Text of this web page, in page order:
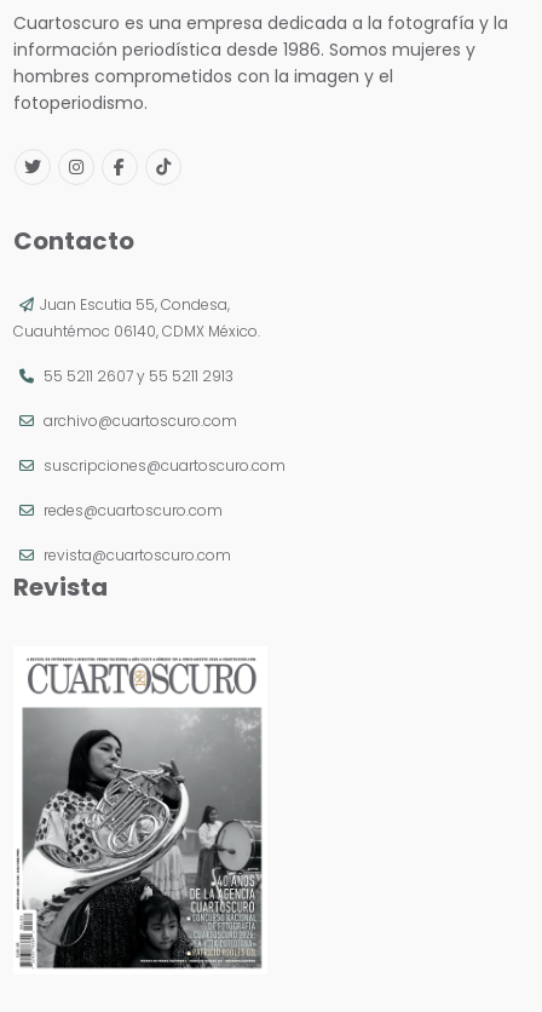
Cuartoscuro es una empresa dedicada a la fotografía y la
información periodística desde 1986. Somos mujeres y
hombres comprometidos con la imagen y el
fotoperiodismo.
Contacto
Juan Escutia 55, Condesa,
Cuauhtémoc 06140, CDMX México.
55 5211 2607y 55 5211 2913
archivo@cuartoscuro.com
suscripciones@cuartoscuro.com
redes@cuartoscuro.com
revista@cuartoscuro.com
Revista